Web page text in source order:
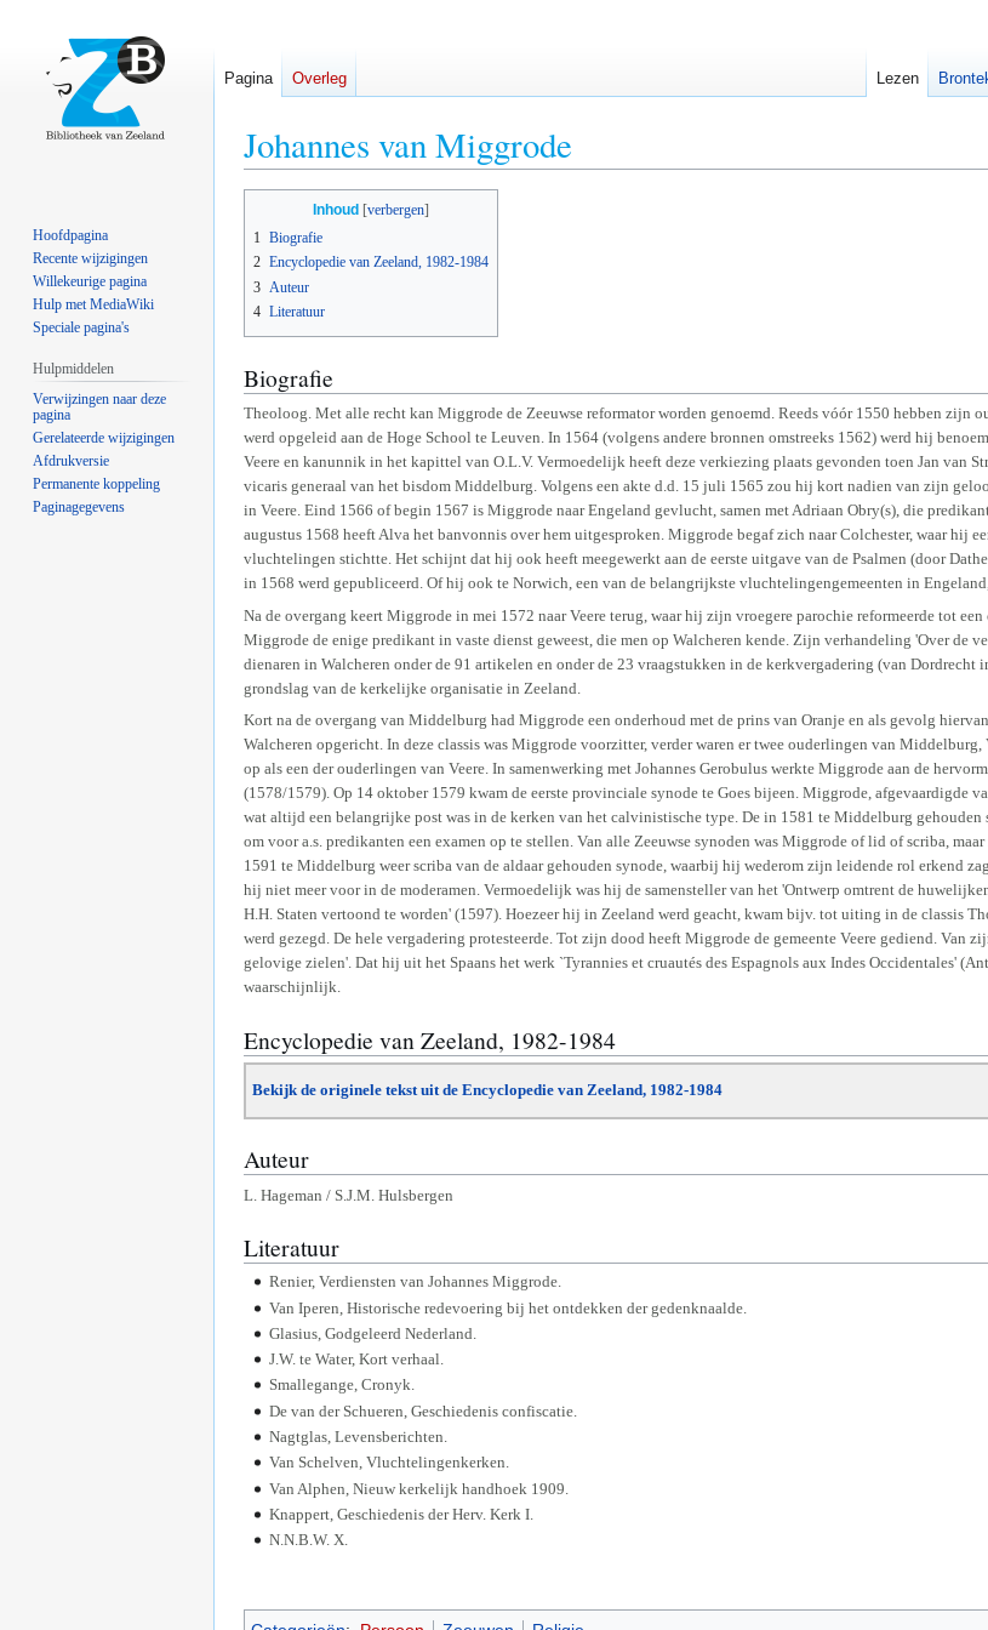
Johannes van Miggrode
navigatie
springen
zoeken
springen
Inhoud
1 Biografie
2 Encyclopedie van Zeeland, 1982-1984
3 Auteur
4 Literatuur
Biografie
Theoloog. Met alle recht kan Miggrode de Zeeuwse reformator worden genoemd. Reeds vóór 1550 hebben zijn
werd opgeleid aan de Hoge School te Leuven. In 1564 (volgens andere bronnen omstreeks 1562) werd hij
Veere en kanunnik in het kapittel van O.L.V. Vermoedelijk heeft deze verkiezing plaats gevonden toen Jan van
vicaris generaal van het bisdom Middelburg. Volgens een akte d.d. 15 juli 1565 zou hij kort nadien van zijn
in Veere. Eind 1566 of begin 1567 is Miggrode naar Engeland gevlucht, samen met Adriaan Obry(s), die
augustus 1568 heeft Alva het banvonnis over hem uitgesproken. Miggrode begaf zich naar Colchester, waar hij
vluchtelingen stichtte. Het schijnt dat hij ook heeft meegewerkt aan de eerste uitgave van de Psalmen (door
in 1568 werd gepubliceerd. Of hij ook te Norwich, een van de belangrijkste vluchtelingengemeenten in
Na de overgang keert Miggrode in mei 1572 naar Veere terug, waar hij zijn vroegere parochie reformeerde tot
Miggrode de enige predikant in vaste dienst geweest, die men op Walcheren kende. Zijn verhandeling 'Over de
dienaren in Walcheren onder de 91 artikelen en onder de 23 vraagstukken in de kerkvergadering (van Dordrecht
grondslag van de kerkelijke organisatie in Zeeland.
Kort na de overgang van Middelburg had Miggrode een onderhoud met de prins van Oranje en als gevolg
Walcheren opgericht. In deze classis was Miggrode voorzitter, verder waren er twee ouderlingen van Middelburg,
op als een der ouderlingen van Veere. In samenwerking met Johannes Gerobulus werkte Miggrode aan de
(1578/1579). Op 14 oktober 1579 kwam de eerste provinciale synode te Goes bijeen. Miggrode, afgevaardigde
wat altijd een belangrijke post was in de kerken van het calvinistische type. De in 1581 te Middelburg gehouden
om voor a.s. predikanten een examen op te stellen. Van alle Zeeuwse synoden was Miggrode of lid of scriba,
1591 te Middelburg weer scriba van de aldaar gehouden synode, waarbij hij wederom zijn leidende rol erkend
hij niet meer voor in de moderamen. Vermoedelijk was hij de samensteller van het 'Ontwerp omtrent de
H.H. Staten vertoond te worden' (1597). Hoezeer hij in Zeeland werd geacht, kwam bijv. tot uiting in de classis
werd gezegd. De hele vergadering protesteerde. Tot zijn dood heeft Miggrode de gemeente Veere gediend. Van
gelovige zielen'. Dat hij uit het Spaans het werk `Tyrannies et cruautés des Espagnols aux Indes Occidentales'
waarschijnlijk.
Encyclopedie van Zeeland, 1982-1984
Bekijk de originele tekst uit de Encyclopedie van Zeeland, 1982-1984
Auteur
L. Hageman / S.J.M. Hulsbergen
Literatuur
Renier, Verdiensten van Johannes Miggrode.
Van Iperen, Historische redevoering bij het ontdekken der gedenknaalde.
Glasius, Godgeleerd Nederland.
J.W. te Water, Kort verhaal.
Smallegange, Cronyk.
De van der Schueren, Geschiedenis confiscatie.
Nagtglas, Levensberichten.
Van Schelven, Vluchtelingenkerken.
Van Alphen, Nieuw kerkelijk handhoek 1909.
Knappert, Geschiedenis der Herv. Kerk I.
N.N.B.W. X.
Pagina Overleg Lezen
Hoofdpagina
Recente wijzigingen
Willekeurige pagina
Hulp met MediaWiki
Speciale pagina's
Hulpmiddelen
Verwijzingen naar deze
pagina
Gerelateerde wijzigingen
Afdrukversie
Permanente koppeling
Paginagegevens